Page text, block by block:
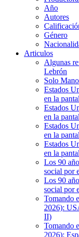
Año
Autores
Género
Articulos
Algunas
Lebrón
Solo
Estados
en la
Estados
en la
Estados
en la
Estados
en la
Los 90
social por
Los 90
social por
Tomando
2026):
II)
Tomando
2026):